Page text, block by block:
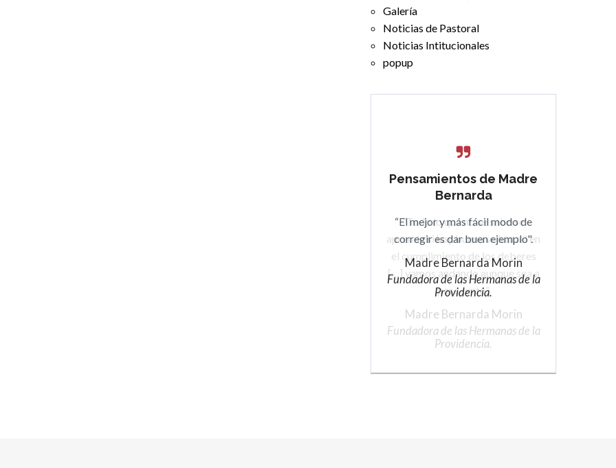
Galería
Noticias de Pastoral
Noticias Intitucionales
popup
Pensamientos de Madre
Bernarda
“El mejor y más fácil modo de
corregir es dar buen ejemplo".
Madre Bernarda Morin
Fundadora de las Hermanas de la
Providencia.
Pensamientos de Madre
Bernarda
“Todo lo que no se sabe se
aprende si hay buena voluntad en
el cumplimiento de los deberes
[…] vamos andando aunque sea a
paso lento”.
Madre Bernarda Morin
Fundadora de las Hermanas de la
Providencia.